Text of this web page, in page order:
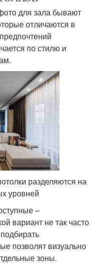
для зала бывают
отличаются в
по стилю и
разделяются на
уровней
–
вариант не так часто
позволят визуально
зоны.